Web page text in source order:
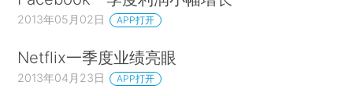
2013年05月02日 APP打开
Netflix一季度业绩亮眼
2013年04月23日 APP打开